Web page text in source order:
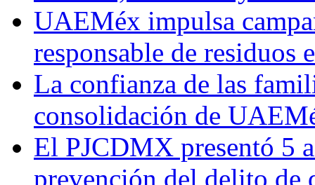
UAEMéx impulsa
responsable de residuos
La confianza de las
consolidación de
El PJCDMX presentó 5
prevención del delito de